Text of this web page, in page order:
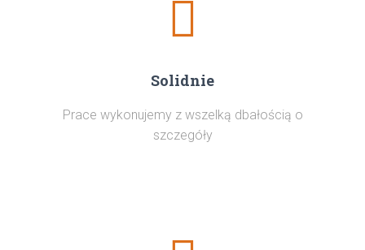
Solidnie
Prace wykonujemy z wszelką dbałością o
szczegóły